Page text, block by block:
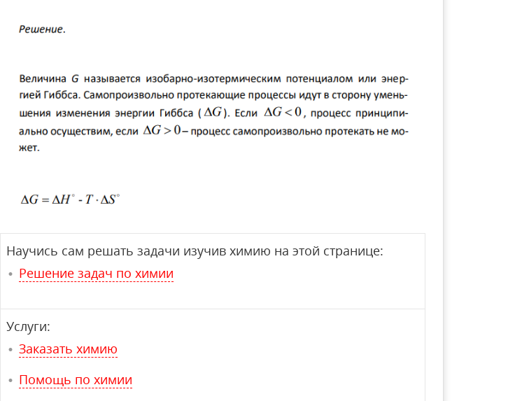
Научись сам решать задачи изучив химию на этой странице:
Решение задач по химии
Услуги:
Заказать химию
Помощь по химии